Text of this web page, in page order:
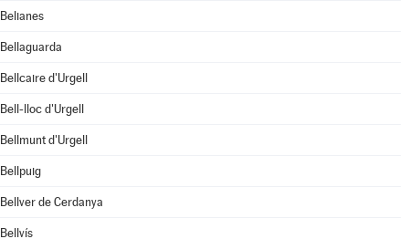
Belianes
Bellaguarda
Bellcaire d'Urgell
Bell-lloc d'Urgell
Bellmunt d'Urgell
Bellpuig
Bellver de Cerdanya
Bellvís